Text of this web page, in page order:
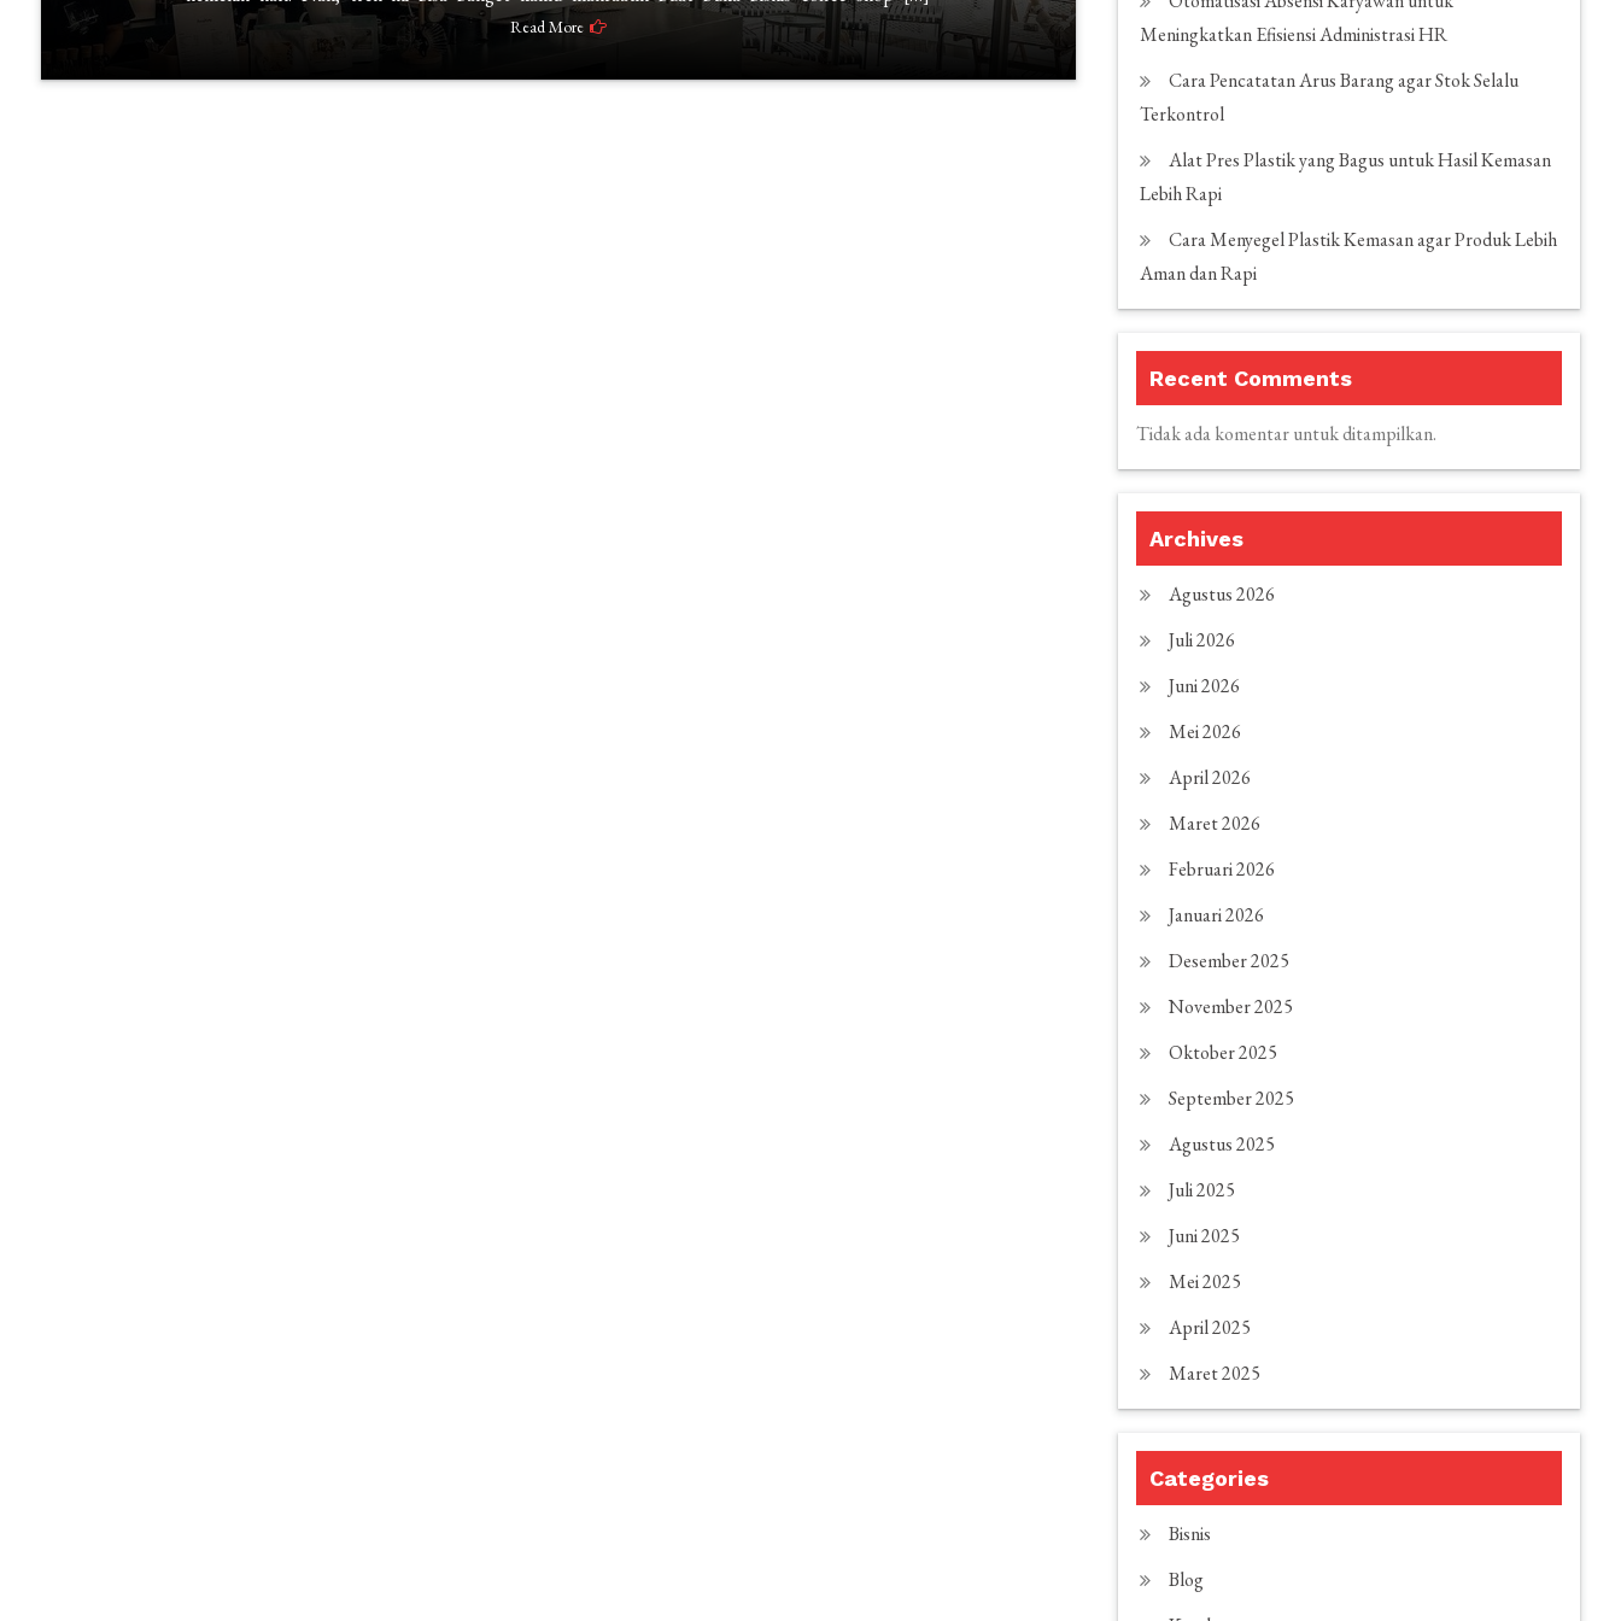
Shop
Read More
Meningkatkan Efisiensi Administrasi HR
Cara Pencatatan Arus Barang agar Stok Selalu
Terkontrol
Alat Pres Plastik yang Bagus untuk Hasil Kemasan
Lebih Rapi
Cara Menyegel Plastik Kemasan agar Produk Lebih
Aman dan Rapi
Recent Comments
Tidak ada komentar untuk ditampilkan.
Archives
Agustus 2026
Juli 2026
Juni 2026
Mei 2026
April 2026
Maret 2026
Februari 2026
Januari 2026
Desember 2025
November 2025
Oktober 2025
September 2025
Agustus 2025
Juli 2025
Juni 2025
Mei 2025
April 2025
Maret 2025
Categories
Bisnis
Blog